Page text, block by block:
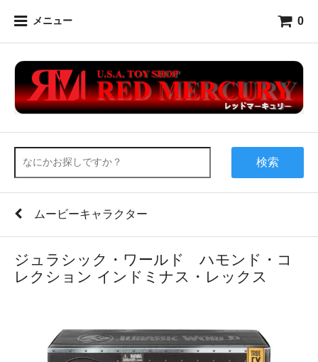
メニュー 0
検索
ムービーキャラクター
ジュラシック・ワールド ハモンド・コ
レクション インドミナス・レックス